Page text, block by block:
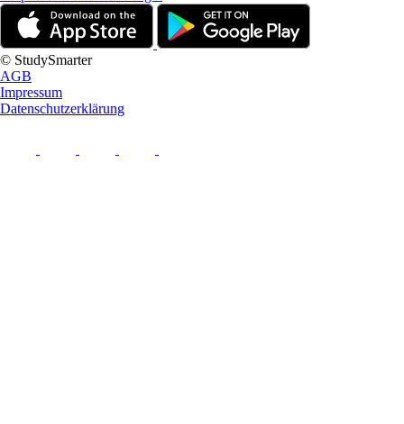
© StudySmarter
AGB
Impressum
Datenschutzerklärung